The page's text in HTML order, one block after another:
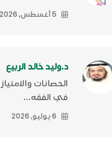
5 أغسطس, 2026
د.وليد خالد الربيع
الحصانات
في الفقه...
6 يوليو, 2026